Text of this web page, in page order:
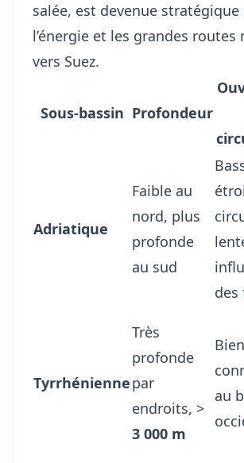
salée, est devenue
l’énergie et les grandes routes
vers Suez.
Sous-bassin Profondeur
Adriatique
Faible au
nord, plus
profonde
au sud
des
Tyrrhénienne
Très
profonde
par
endroits, >
3 000 m
Bien
au